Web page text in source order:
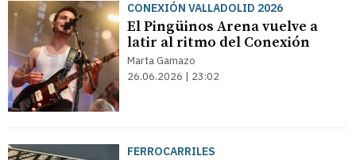
CONEXIÓN VALLADOLID 2026
El Pingüinos Arena vuelve a
latir al ritmo del Conexión
Marta Gamazo
26.06.2026 | 23:02
FERROCARRILES